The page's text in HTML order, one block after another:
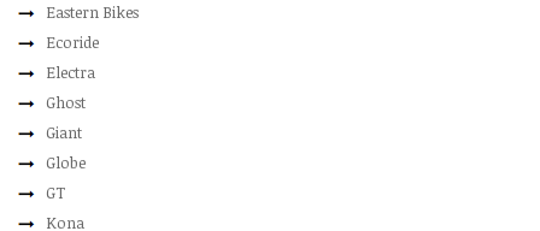
Eastern Bikes
Ecoride
Electra
Ghost
Giant
Globe
GT
Kona